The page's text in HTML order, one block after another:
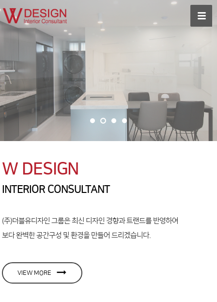
W DESIGN
INTERIOR CONSULTANT
(주)더블유디자인 그룹은 최신 디자인 경향과 트랜드를 반영하여
보다 완벽한 공간구성 및 환경을 만들어 드리겠습니다.
VIEW MORE